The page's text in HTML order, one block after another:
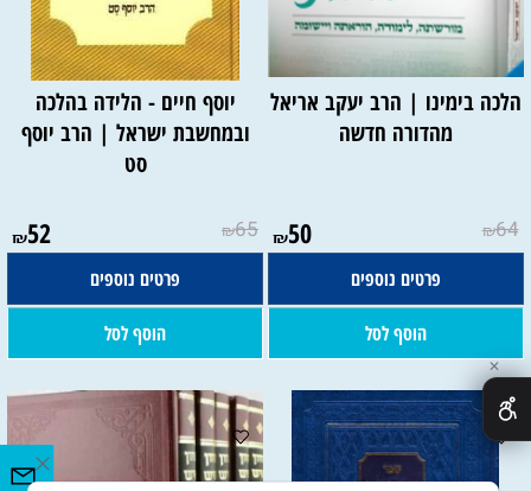
הלכה בימינו | הרב יעקב אריאל
מהדורה חדשה
₪64
₪50
פרטים נוספים
הוסף לסל
יוסף חיים - הלידה בהלכה
ובמחשבת ישראל | הרב יוסף
סט
₪65
₪52
פרטים נוספים
הוסף לסל
✕